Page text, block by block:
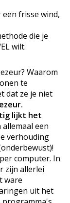
frisse wind,
die je
wilt.
Waarom
te
dat ze je niet
lijkt het
een
verhouding
computer. In
zijn allerlei
ware
uit het